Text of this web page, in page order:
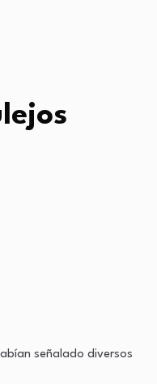
señalado diversos